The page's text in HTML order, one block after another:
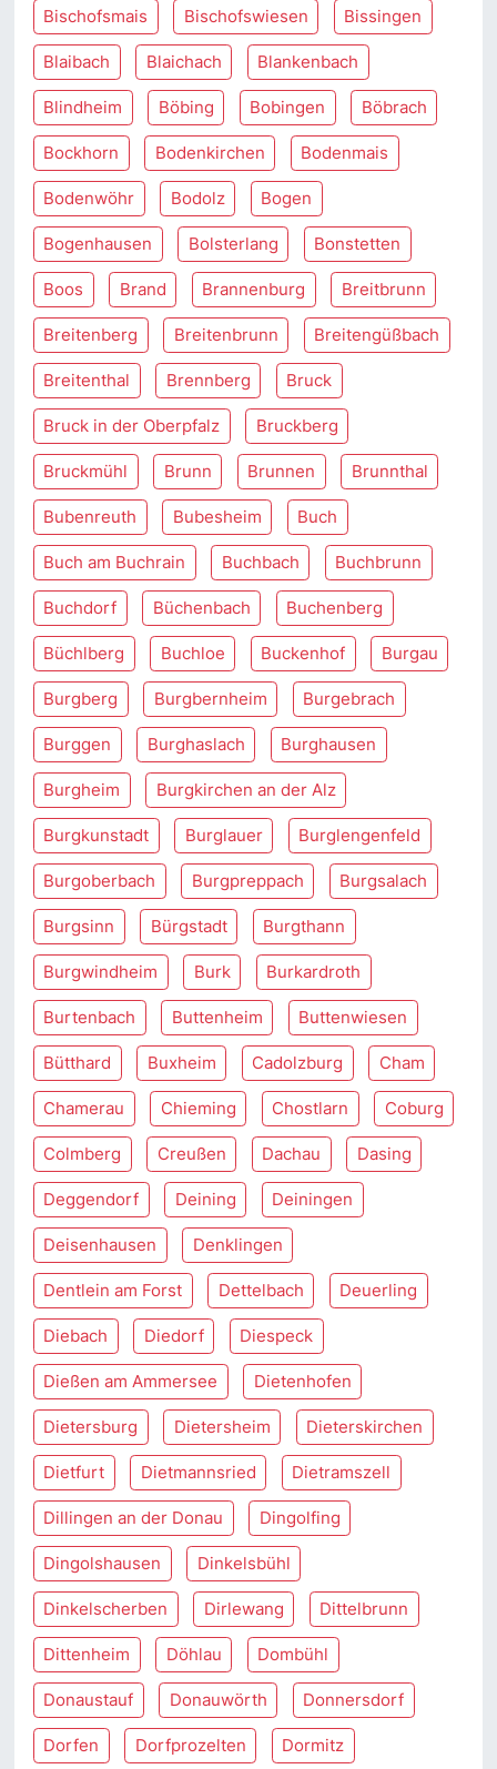
Bischofsmais Bischofswiesen Bissingen
Blaibach Blaichach Blankenbach
Blindheim Böbing Bobingen Böbrach
Bockhorn Bodenkirchen Bodenmais
Bodenwöhr Bodolz Bogen
Bogenhausen Bolsterlang Bonstetten
Boos Brand Brannenburg Breitbrunn
Breitenberg Breitenbrunn Breitengüßbach
Breitenthal Brennberg Bruck
Bruck in der Oberpfalz Bruckberg
Bruckmühl Brunn Brunnen Brunnthal
Bubenreuth Bubesheim Buch
Buch am Buchrain Buchbach Buchbrunn
Buchdorf Büchenbach Buchenberg
Büchlberg Buchloe Buckenhof Burgau
Burgberg Burgbernheim Burgebrach
Burggen Burghaslach Burghausen
Burgheim Burgkirchen an der Alz
Burgkunstadt Burglauer Burglengenfeld
Burgoberbach Burgpreppach Burgsalach
Burgsinn Bürgstadt Burgthann
Burgwindheim Burk Burkardroth
Burtenbach Buttenheim Buttenwiesen
Bütthard Buxheim Cadolzburg Cham
Chamerau Chieming Chostlarn Coburg
Colmberg Creußen Dachau Dasing
Deggendorf Deining Deiningen
Deisenhausen Denklingen
Dentlein am Forst Dettelbach Deuerling
Diebach Diedorf Diespeck
Dießen am Ammersee Dietenhofen
Dietersburg Dietersheim Dieterskirchen
Dietfurt Dietmannsried Dietramszell
Dillingen an der Donau Dingolfing
Dingolshausen Dinkelsbühl
Dinkelscherben Dirlewang Dittelbrunn
Dittenheim Döhlau Dombühl
Donaustauf Donauwörth Donnersdorf
Dorfen Dorfprozelten Dormitz